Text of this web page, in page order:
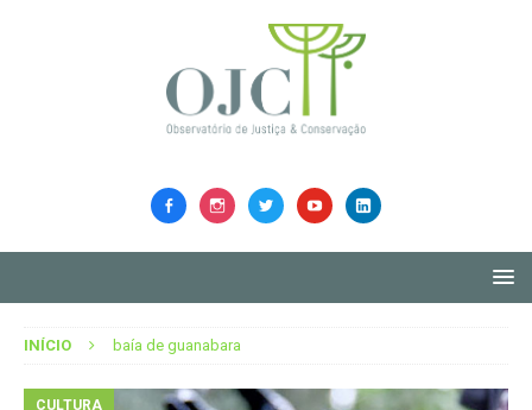
INÍCIO baía de guanabara
CULTURA